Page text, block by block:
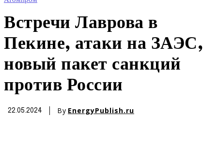
Встречи Лаврова в
Пекине, атаки на ЗАЭС,
новый пакет санкций
против России
22.05.2024 By EnergyPublish.ru